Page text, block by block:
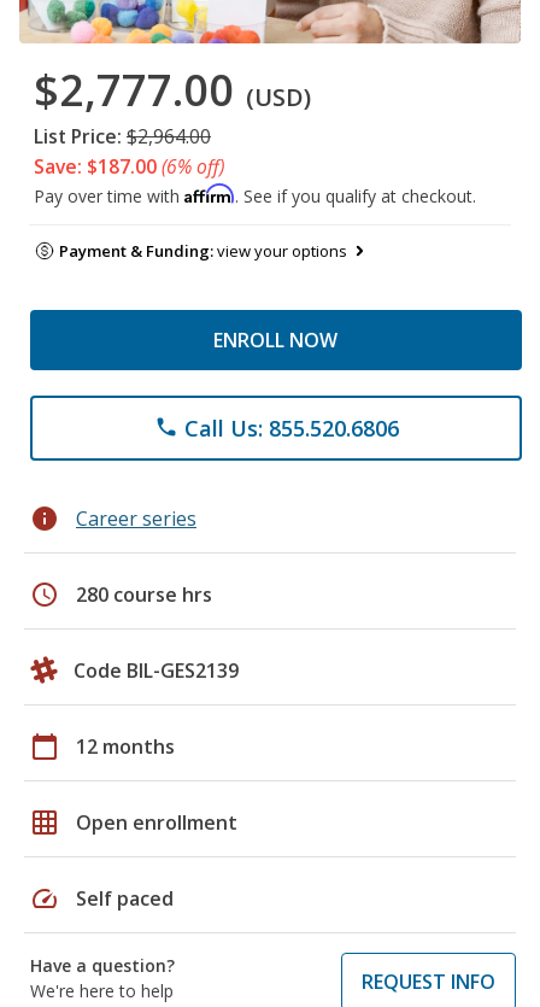
$2,777.00 (USD)
List Price: $2,964.00
Save: $187.00(6% off)
Pay over time with Affirm. See if you qualify at checkout.
Payment & Funding:view your options
ENROLL NOW
phone Call Us: 855.520.6806
info Career series
schedule 280 course hrs
Code BIL-GES2139
calendar_today 12 months
grid_on Open enrollment
speed Self paced
Have a question?
We're here to help
REQUEST INFO